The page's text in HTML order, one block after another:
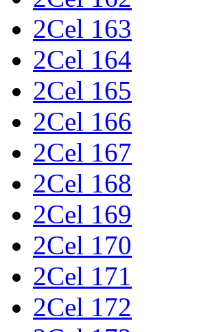
2Cel 163
2Cel 164
2Cel 165
2Cel 166
2Cel 167
2Cel 168
2Cel 169
2Cel 170
2Cel 171
2Cel 172